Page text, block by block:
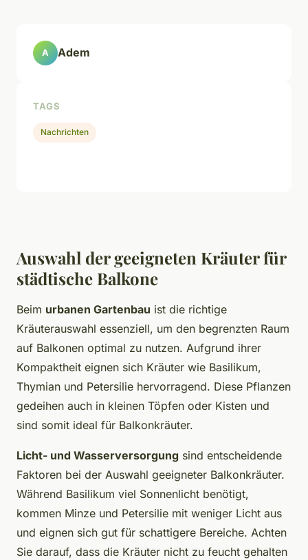
Auswahl der geeigneten Kräuter für
städtische Balkone
Beim urbanen Gartenbau ist die richtige
Kräuterauswahl essenziell, um den begrenzten Raum
auf Balkonen optimal zu nutzen. Aufgrund ihrer
Kompaktheit eignen sich Kräuter wie Basilikum,
Thymian und Petersilie hervorragend. Diese Pflanzen
gedeihen auch in kleinen Töpfen oder Kisten und
sind somit ideal für Balkonkräuter.
Licht- und Wasserversorgung sind entscheidende
Faktoren bei der Auswahl geeigneter Balkonkräuter.
Während Basilikum viel Sonnenlicht benötigt,
kommen Minze und Petersilie mit weniger Licht aus
und eignen sich gut für schattigere Bereiche. Achten
Sie darauf, dass die Kräuter nicht zu feucht gehalten
A Adem
TAGS
Nachrichten